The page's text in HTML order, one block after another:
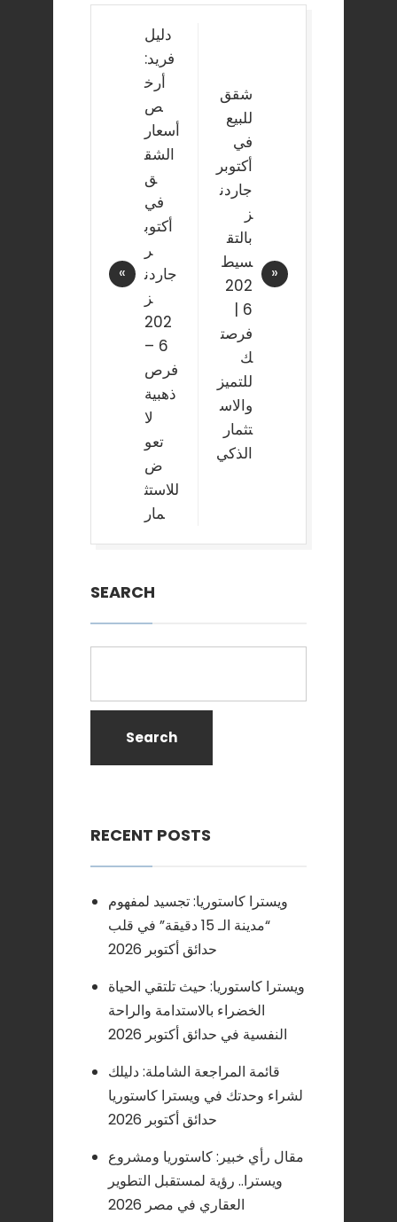
Post
navigation
دليل
فريد:
أرخ
ص
أسعار
الشق
ق
في
أكتوب
ر
جاردن
ز
202
6 –
فرص
ذهبية
لا
تعو
ض
للاستث
مار
شقق
للبيع
في
أكتوبر
جاردن
ز
بالتق
سيط
202
6 |
فرصت
ك
للتميز
والاس
تثمار
الذكي
SEARCH
Search
RECENT POSTS
ويسترا كاستوريا: تجسيد لمفهوم
“مدينة الـ 15 دقيقة” في قلب
حدائق أكتوبر 2026
ويسترا كاستوريا: حيث تلتقي الحياة
الخضراء بالاستدامة والراحة
النفسية في حدائق أكتوبر 2026
قائمة المراجعة الشاملة: دليلك
لشراء وحدتك في ويسترا كاستوريا
حدائق أكتوبر 2026
مقال رأي خبير: كاستوريا ومشروع
ويسترا.. رؤية لمستقبل التطوير
العقاري في مصر 2026